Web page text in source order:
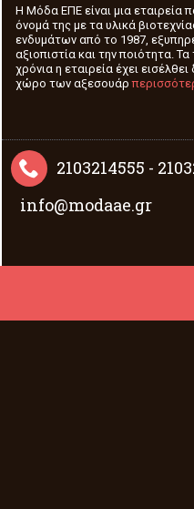
H Μόδα ΕΠΕ είναι μια εταιρεία
όνομά της με τα υλικά
ενδυμάτων από το 1987,
αξιοπιστία και την ποιότητα. Τα
χρόνια η εταιρεία έχει
χώρο των αξεσουάρ
2103214555 -
info@modaae.gr